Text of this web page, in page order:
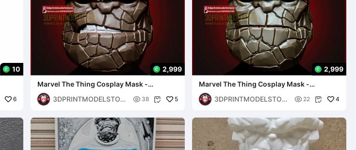
10
6
2,999
Marvel The Thing Cosplay Mask -
Halloween Helmet Costume
3DPRINTMODELSTOR
 38  5
2,999
Marvel The Thing Cosplay Mask -
Fantastic Four Movie
3DPRINTMODELSTOR
 22  4